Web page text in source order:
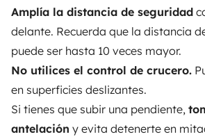
Amplía la distancia de seguridad
delante. Recuerda que la distancia
puede ser hasta 10 veces mayor.
No utilices el control de crucero.
en superficies deslizantes.
Si tienes que subir una pendiente,
antelación y evita detenerte en